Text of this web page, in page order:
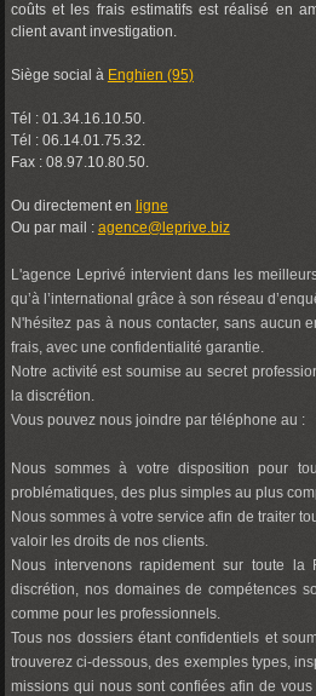
coûts et les frais estimatifs est réalisé en
client avant investigation.
Siège social à Enghien (95)
Tél : 01.34.16.10.50.
Tél : 06.14.01.75.32.
Fax : 08.97.10.80.50.
Ou directement en ligne
Ou par mail : agence@leprive.biz
L'agence Leprivé intervient dans les
qu’à l’international grâce à son réseau
N'hésitez pas à nous contacter, sans aucun
frais, avec une confidentialité garantie.
Notre activité est soumise au secret
la discrétion.
Vous pouvez nous joindre par téléphone au :
Nous sommes à votre disposition pour
problématiques, des plus simples au plus
Nous sommes à votre service afin de traiter
valoir les droits de nos clients.
Nous intervenons rapidement sur toute
discrétion, nos domaines de compétences
comme pour les professionnels.
Tous nos dossiers étant confidentiels et
trouverez ci-dessous, des exemples types,
missions qui nous sont confiées afin de